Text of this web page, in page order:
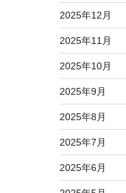
2025年12月
2025年11月
2025年10月
2025年9月
2025年8月
2025年7月
2025年6月